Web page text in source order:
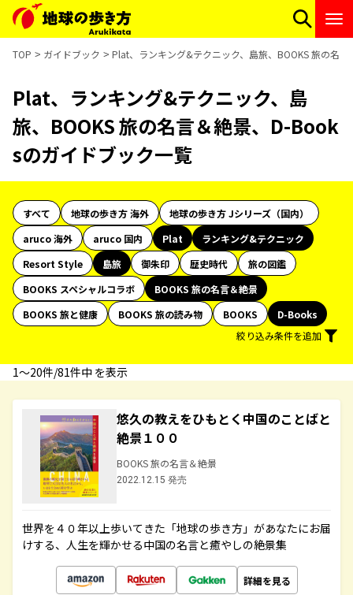
TOP ガイドブック Plat、ランキング&テクニック、島旅、BOOKS 旅の名
Plat、ランキング&テクニック、島
旅、BOOKS 旅の名言＆絶景、D-Book
sのガイドブック一覧
すべて 地球の歩き方 海外
地球の歩き方 Jシリーズ（国内）
aruco 海外
aruco 国内 Plat
ランキング&テクニック
Resort Style
島旅 御朱印 歴史時代
旅の図鑑
BOOKS スペシャルコラボ
BOOKS 旅の名言＆絶景
BOOKS 旅と健康
BOOKS 旅の読み物 BOOKS
D-Books
絞り込み条件を追加
1〜20件/81件中 を表示
悠久の教えをひもとく中国のことばと
絶景１００
BOOKS 旅の名言＆絶景
2022.12.15 発売
世界を４０年以上歩いてきた「地球の歩き方」があなたにお届
けする、人生を輝かせる中国の名言と癒やしの絶景集
詳細を見る